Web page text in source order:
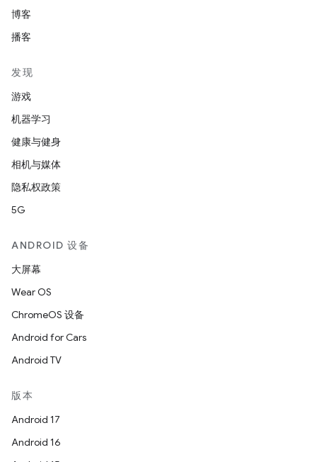
博客
播客
发现
游戏
机器学习
健康与健身
相机与媒体
隐私权政策
5G
ANDROID 设备
大屏幕
Wear OS
ChromeOS 设备
Android for Cars
Android TV
版本
Android 17
Android 16